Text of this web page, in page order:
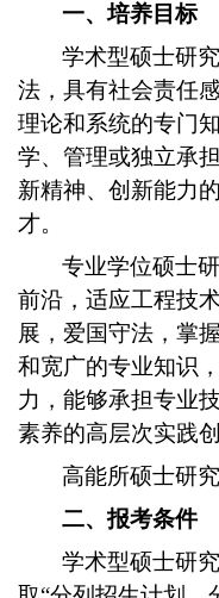
一、培养目标
学术型硕士研
法，具有社会责任
理论和系统的专门
学、管理或独立承
新精神、创新能力
才。
专业学位硕士
前沿，适应工程技
展，爱国守法，掌
和宽广的专业知识
力，能够承担专业
素养的高层次实践
高能所硕士研
二、报考条件
学术型硕士研